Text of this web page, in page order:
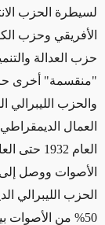
لسيطرة الحزب
الأفريقي وحزب
حزب العدالة
"منقسمة" أخرى
والحزب الليبرالي
العمال